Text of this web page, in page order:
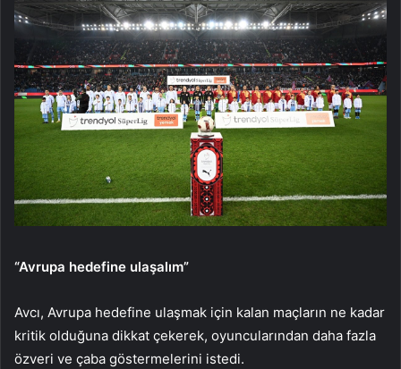
“Avrupa hedefine ulaşalım”
Avcı, Avrupa hedefine ulaşmak için kalan maçların ne kadar
kritik olduğuna dikkat çekerek, oyuncularından daha fazla
özveri ve çaba göstermelerini istedi.